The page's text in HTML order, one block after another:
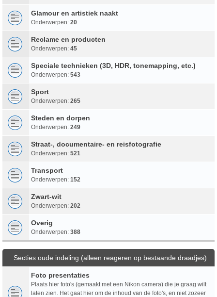
Glamour en artistiek naakt
Onderwerpen: 20
Reclame en producten
Onderwerpen: 45
Speciale technieken (3D, HDR, tonemapping, etc.)
Onderwerpen: 543
Sport
Onderwerpen: 265
Steden en dorpen
Onderwerpen: 249
Straat-, documentaire- en reisfotografie
Onderwerpen: 521
Transport
Onderwerpen: 152
Zwart-wit
Onderwerpen: 202
Overig
Onderwerpen: 388
Secties oude indeling (alleen reageren op bestaande draadjes)
Foto presentaties
Plaats hier foto's (gemaakt met een Nikon camera) die je graag wilt
laten zien. Het gaat hier om de inhoud van de foto's, en niet zozeer